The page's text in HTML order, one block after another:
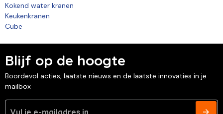
Kokend water kranen
Keukenkranen
Cube
Blijf op de hoogte
Boordevol acties, laatste nieuws en de laatste innovaties in je
mailbox